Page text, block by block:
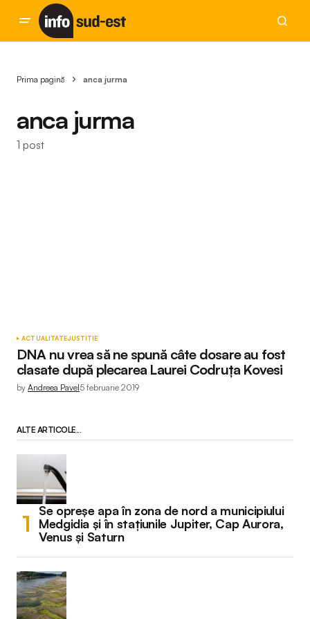
Prima pagină anca jurma
anca jurma
1 post
ACTUALITATEJUSTIȚIE
DNA nu vrea să ne spună câte dosare au fost
clasate după plecarea Laurei Codruța Kovesi
by Andreea Pavel5 februarie 2019
ALTE ARTICOLE...
Se opreșe apa în zona de nord a municipiului
Medgidia și în stațiunile Jupiter, Cap Aurora,
Venus și Saturn